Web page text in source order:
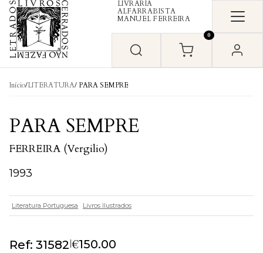
Skip to content
LIVRARIA
ALFARRABISTA
MANUEL FERREIRA
0
Início/LITERATURA/ PARA SEMPRE
PARA SEMPRE
FERREIRA (Vergilio)
1993
Literatura Portuguesa Livros Ilustrados
Ref: 31582|€150.00